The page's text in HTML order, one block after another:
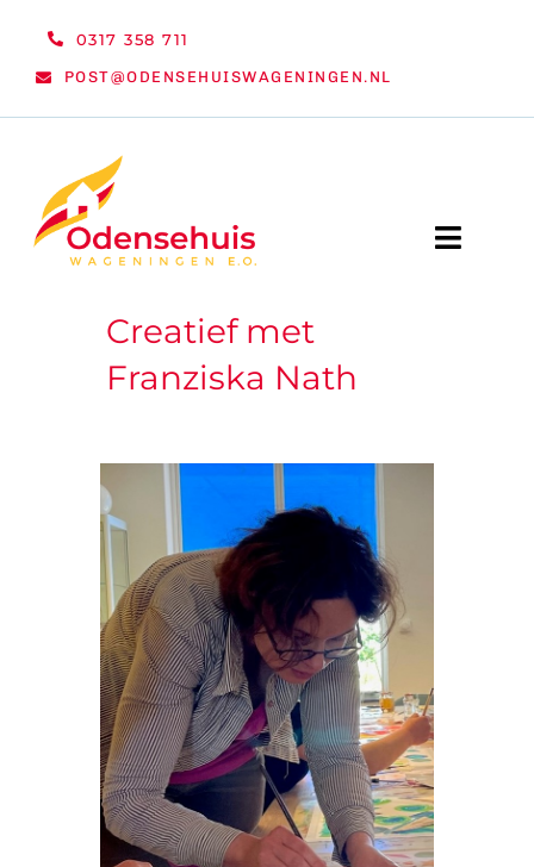
0317 358 711
POST@ODENSEHUISWAGENINGEN.NL
Toggle
WELKOM
ORGANISATIE
VRIJWILLIGERS & STAGIAIRES
CONTACT
Creatief met
Franziska Nath